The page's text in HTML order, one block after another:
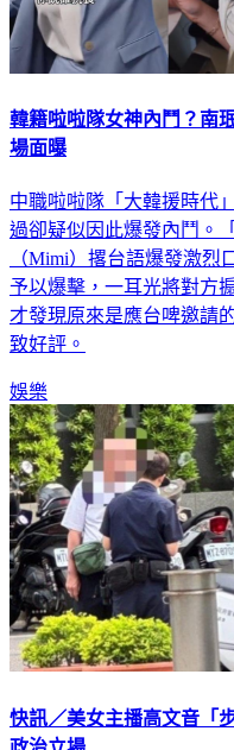
韓籍啦啦隊女神內鬥？南
場面曝
中職啦啦隊「大韓援時代
過卻疑似因此爆發內鬥。
（Mimi）撂台語爆發激
予以爆擊，一耳光將對方
才發現原來是應台啤邀請
致好評。
娛樂
快訊／美女主播高文音「